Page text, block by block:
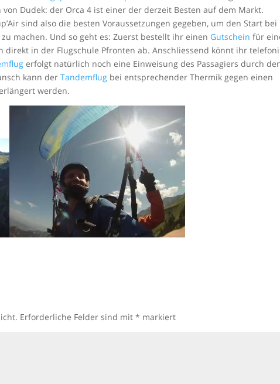
Dudek: der Orca 4 ist einer der derzeit Besten auf dem Markt.
sind also die besten Voraussetzungen gegeben, um den Start bei
machen. Und so geht es: Zuerst bestellt ihr einen Gutschein für
direkt in der Flugschule Pfronten ab. Anschliessend könnt ihr
erfolgt natürlich noch eine Einweisung des Passagiers durch
kann derTandemflug bei entsprechender Thermik gegen einen
werden.
Erforderliche Felder sind mit* markiert